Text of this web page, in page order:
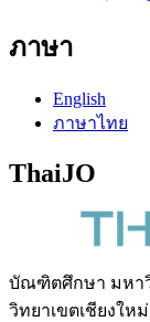
ภาษา
English
ภาษาไทย
ThaiJO
บัณฑิตศึกษา มหา
วิทยาเขตเชียงใหม่